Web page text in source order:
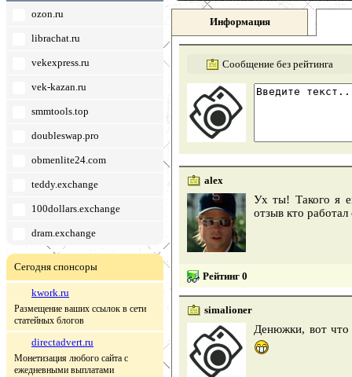
ozon.ru
librachat.ru
vekexpress.ru
vek-kazan.ru
smmtools.top
doubleswap.pro
obmenlite24.com
teddy.exchange
100dollars.exchange
dram.exchange
Сегодня спонсоры
kwork.ru
Размещение ваших ссылок в сети
статейных блогов
directadvert.ru
Монетизация любого сайта с
ежедневными выплатами
Информация
Сообщение без рейтинга
alex
Ух ты! Такого я
отзыв кто
Рейтинг 0
simalioner
Денюжки, вот что